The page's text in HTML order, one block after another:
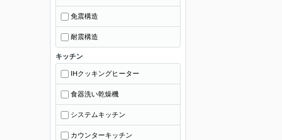
免震構造
耐震構造
キッチン
IHクッキングヒーター
食器洗い乾燥機
システムキッチン
カウンターキッチン